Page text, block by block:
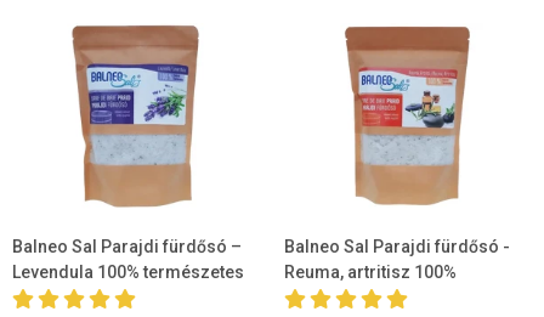
Balneo Sal Parajdi fürdősó –
Levendula 100% természetes
1000g
Balneo Sal Parajdi fürdősó -
Reuma, artritisz 100%
természetes 1000g